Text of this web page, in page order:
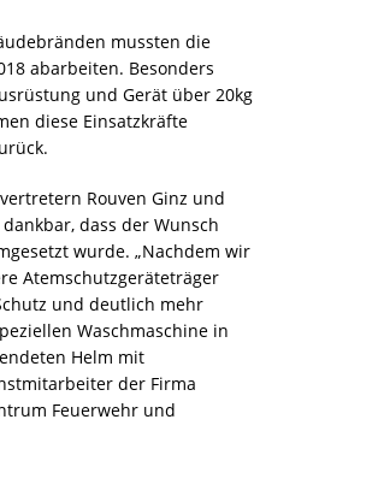
am letzten Freitag
Nach einer
und Bauphase
erwarte
ersten Obergeschoss.
Es handelte
seit
über 200 Einsatzkräfte
THW, Rettungsdienst und
Uhr erfolgte die
der
mussten die
abarbeiten. Besonders
und Gerät über 20kg
diese Einsatzkräfte
Rouven Ginz und
dass der Wunsch
wurde. „Nachdem wir
Atemschutzgeräteträger
und deutlich mehr
Waschmaschine in
Helm mit
der Firma
Feuerwehr und